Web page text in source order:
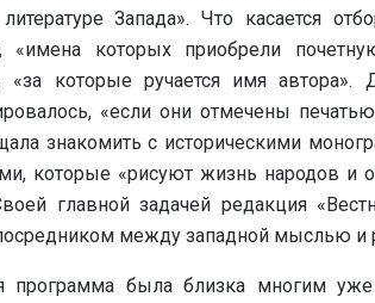
Запада». Что касается
«имена которых приобрели
«за которые ручается имя
«если они отмечены
знакомить с историческими
которые «рисуют жизнь народов и
главной задачей редакция
между западной мыслью и
программа была близка многим